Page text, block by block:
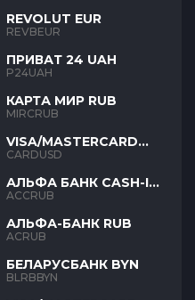
REVOLUT EUR
REVBEUR
ПРИВАТ 24 UAH
P24UAH
КАРТА МИР RUB
MIRCRUB
VISA/MASTERCARD
USD
CARDUSD
АЛЬФА БАНК CASH-IN
RUB
ACCRUB
АЛЬФА-БАНК RUB
ACRUB
БЕЛАРУСБАНК BYN
BLRBBYN